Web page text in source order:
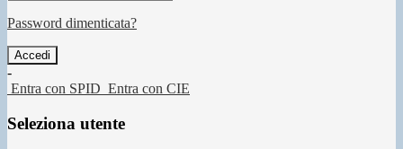
Password dimenticata?
-
Entra con SPID Entra con CIE
Seleziona utente